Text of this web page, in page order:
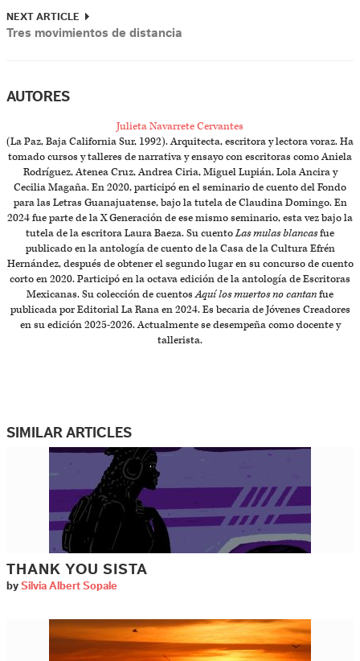
NEXT ARTICLE
Tres movimientos de distancia
AUTORES
Julieta Navarrete Cervantes
(La Paz, Baja California Sur, 1992). Arquitecta, escritora y lectora voraz. Ha
tomado cursos y talleres de narrativa y ensayo con escritoras como Aniela
Rodríguez, Atenea Cruz, Andrea Ciria, Miguel Lupián, Lola Ancira y
Cecilia Magaña. En 2020, participó en el seminario de cuento del Fondo
para las Letras Guanajuatense, bajo la tutela de Claudina Domingo. En
2024 fue parte de la X Generación de ese mismo seminario, esta vez bajo la
tutela de la escritora Laura Baeza. Su cuentoLas mulas blancasfue
publicado en la antología de cuento de la Casa de la Cultura Efrén
Hernández, después de obtener el segundo lugar en su concurso de cuento
corto en 2020. Participó en la octava edición de la antología de Escritoras
Mexicanas. Su colección de cuentosAquí los muertos no cantanfue
publicada por Editorial La Rana en 2024. Es becaria de Jóvenes Creadores
en su edición 2025-2026. Actualmente se desempeña como docente y
tallerista.
SIMILAR ARTICLES
THANK YOU SISTA
by Silvia Albert Sopale